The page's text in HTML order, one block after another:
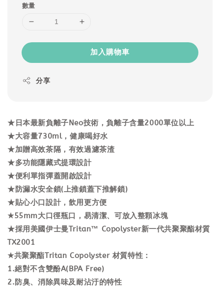
數量
加入購物車
分享
★日本最新負離子Neo技術，負離子含量2000單位以上
★大容量730ml，健康喝好水
★加贈高效茶隔，有效過濾茶渣
★多功能隱藏式提環設計
★便利單指彈蓋開啟設計
★防漏水安全鎖(上推鎖蓋下推解鎖)
★貼心小口設計，飲用更方便
★55mm大口徑瓶口，易清潔、可放入整顆冰塊
★採用美國伊士曼Tritan™ Copolyster新一代共聚聚酯材質
TX2001
★共聚聚酯Tritan Copolyster 材質特性：
1.絕對不含雙酚A(BPA Free)
2.防臭、消除異味及耐沾汙的特性